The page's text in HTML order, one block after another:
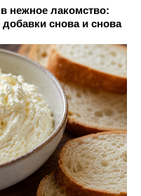
нежное лакомство:
снова и снова